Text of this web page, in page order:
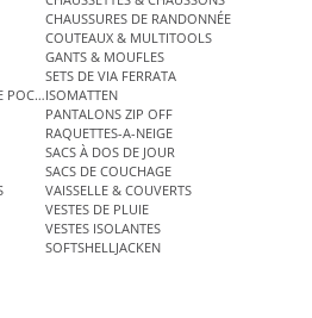
CHAUSSURES DE RANDONNÉE
COUTEAUX & MULTITOOLS
GANTS & MOUFLES
SETS DE VIA FERRATA
POCHEISOMATTEN
PANTALONS ZIP OFF
RAQUETTES-A-NEIGE
SACS À DOS DE JOUR
SACS DE COUCHAGE
VAISSELLE & COUVERTS
VESTES DE PLUIE
VESTES ISOLANTES
SOFTSHELLJACKEN